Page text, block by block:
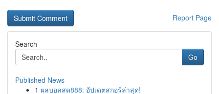
Report Page
Search
Go
Published News
1 ผลบอลสด888: อัปเดตสกอร์ล่าสุด!